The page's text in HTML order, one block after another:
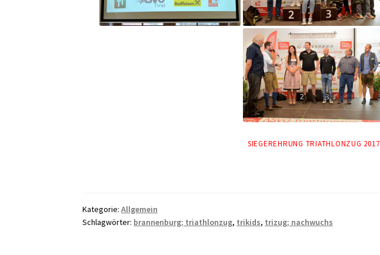
SIEGEREHRUNG TRIATHLONZUG 2017
Kategorie:Allgemein
Schlagwörter: brannenburg; triathlonzug, trikids, trizug; nachwuchs